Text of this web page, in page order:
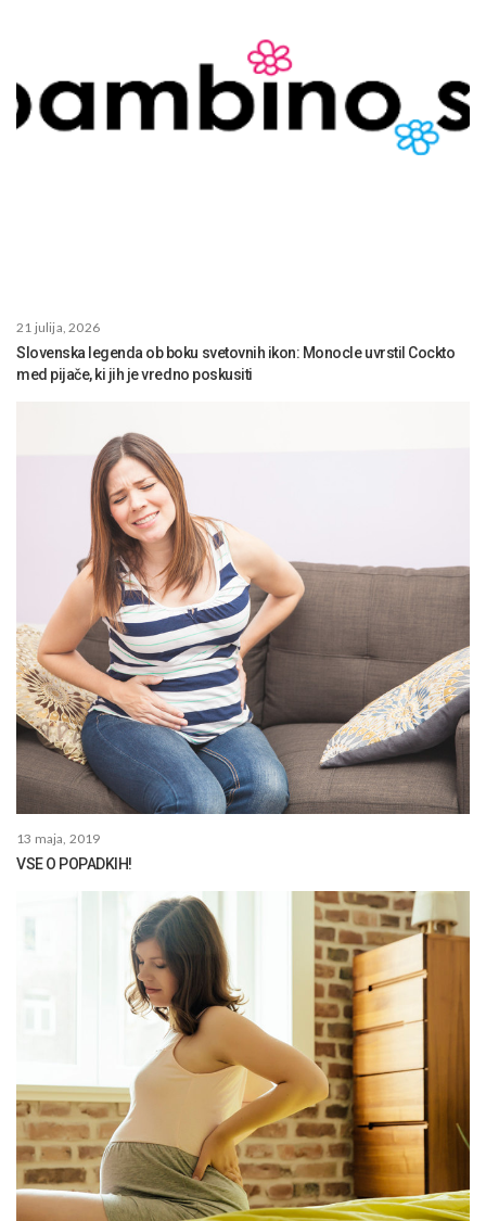
21 julija, 2026
Slovenska legenda ob boku svetovnih ikon: Monocle uvrstil Cockto
med pijače, ki jih je vredno poskusiti
13 maja, 2019
VSE O POPADKIH!